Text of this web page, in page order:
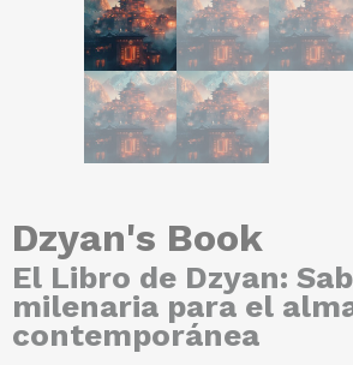
Dzyan's Book
El Libro de Dzyan:
milenaria para el
contemporánea